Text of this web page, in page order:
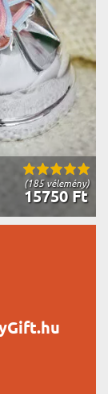
(185 vélemény)
15750 Ft